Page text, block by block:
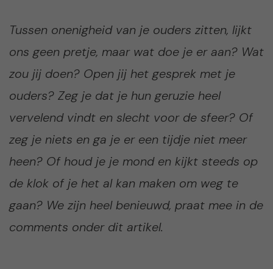
Tussen onenigheid van je ouders zitten, lijkt
ons geen pretje, maar wat doe je er aan? Wat
zou jij doen? Open jij het gesprek met je
ouders? Zeg je dat je hun geruzie heel
vervelend vindt en slecht voor de sfeer? Of
zeg je niets en ga je er een tijdje niet meer
heen? Of houd je je mond en kijkt steeds op
de klok of je het al kan maken om weg te
gaan? We zijn heel benieuwd, praat mee in de
comments onder dit artikel.